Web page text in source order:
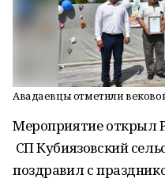
Авадаевцы отметили
Мероприятие открыл
СП Кубиязовский
поздравил с